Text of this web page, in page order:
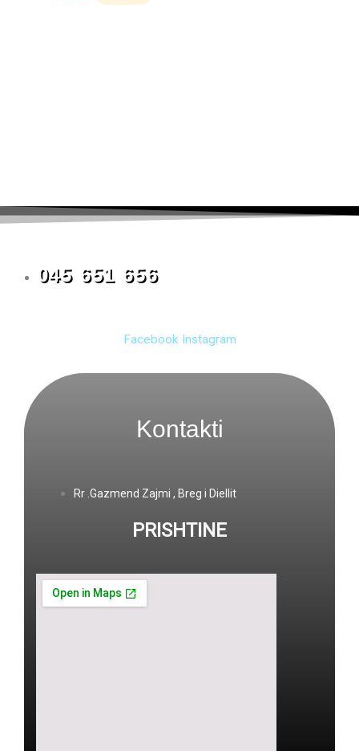
045 651 656
Facebook Instagram
Kontakti
Rr .Gazmend Zajmi , Breg i Diellit
PRISHTINE